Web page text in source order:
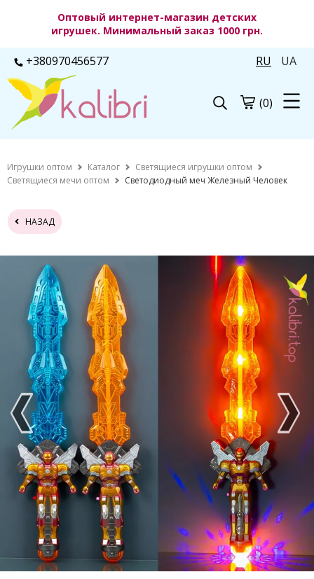
Оптовый интернет-магазин детских
игрушек. Минимальный заказ 1000 грн.
+380970456577 RU UA
(0)
Игрушки оптом Каталог
Светящиеся игрушки оптом
Светящиеся мечи оптом
Светодиодный меч Железный Человек
НАЗАД